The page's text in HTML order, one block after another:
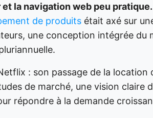
la navigation web peu pratique.
de produits était axé sur
une conception intégrée du
: son passage de la location
de marché, une vision claire
répondre à la demande